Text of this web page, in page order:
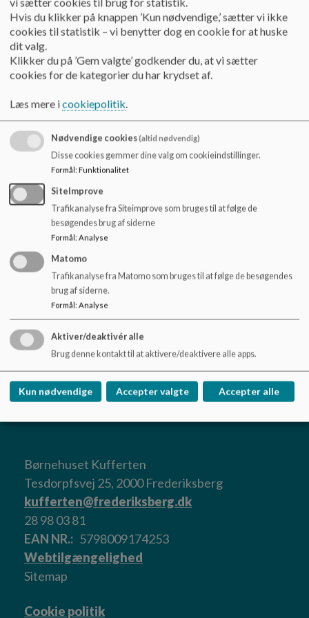
Vores grundværdier er:Anerkendelse, nærvær, fantasi,
forundring og fordybelse.
Kufferten er indrettet ud fra tanken om, at børnenes
læreprocesser og det pædagogiske arbejde med børnene
arbejdes med rummet som den 3. pædagog, små
læringsmiljøer, den styrkede pædagogiske læreplan og
dialogisk læsning. Den pædagogiske dagligdag veksler
mellem både at være indenfor og udenfor –i alt slags vejr
I Kufferten arbejder vi hver dag hårdt på at støtte, udvikle og
yde omsorg for børnene ud fra barnets alder og behov. For at
lykkes med det har vi brug for ettæt samarbejde med
forældrene.
Kufferten består af:
Vuggestuemed 7 grupper.
Børnehavemed 5 grupper
Åbningstider
Mandag-torsdag: 7-17
Børnehuset Kufferten
Tesdorpfsvej 25, 2000 Frederiksberg
kufferten@frederiksberg.dk
28 98 03 81
EAN NR.
5798009174253
Webtilgængelighed
Sitemap
Cookie politik
Hvis du klikker på knappen ’Kun nødvendige,’ sætter vi ikke
cookies til statistik – vi benytter dog en cookie for at huske
dit valg.
Klikker du på ’Gem valgte’ godkender du, at vi sætter
cookies for de kategorier du har krydset af.
Læs mere icookiepolitik.
Nødvendige cookies(altid nødvendig)
Disse cookies gemmer dine valg om cookieindstillinger.
Formål: Funktionalitet
SiteImprove
Trafikanalyse fra Siteimprove som bruges til at følge de
besøgendes brug af siderne
Formål: Analyse
Matomo
Trafikanalyse fra Matomo som bruges til at følge de besøgendes
brug af siderne.
Formål: Analyse
Aktiver/deaktivér alle
Brug denne kontakt til at aktivere/deaktivere alle apps.
Kun nødvendige Accepter valgte Accepter alle